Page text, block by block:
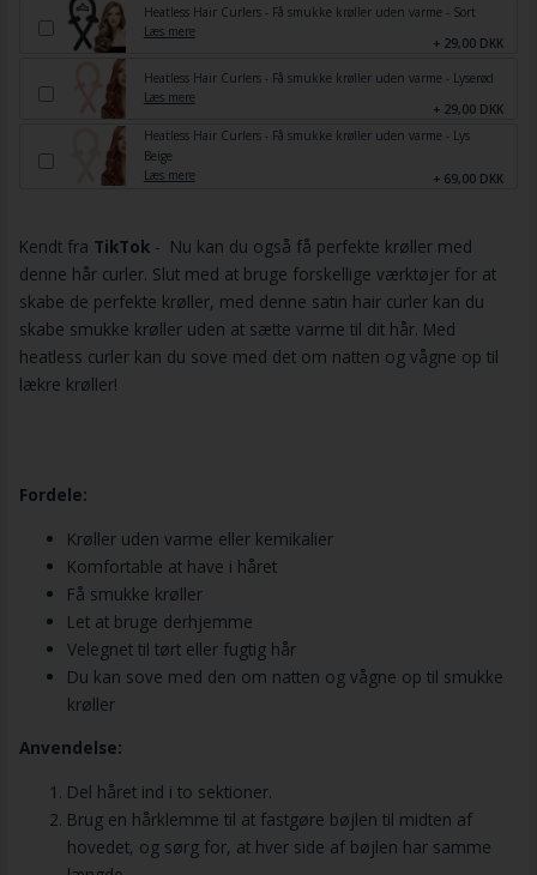
Heatless Hair Curlers - Få smukke krøller uden varme - Sort
Læs mere
+ 29,00 DKK
Heatless Hair Curlers - Få smukke krøller uden varme - Lyserød
Læs mere
+ 29,00 DKK
Heatless Hair Curlers - Få smukke krøller uden varme - Lys
Beige
Læs mere
+ 69,00 DKK
Kendt fra TikTok - Nu kan du også få perfekte krøller med
denne hår curler. Slut med at bruge forskellige værktøjer for at
skabe de perfekte krøller, med denne satin hair curler kan du
skabe smukke krøller uden at sætte varme til dit hår. Med
heatless curler kan du sove med det om natten og vågne op til
lækre krøller!
Fordele:
Krøller uden varme eller kemikalier
Komfortable at have i håret
Få smukke krøller
Let at bruge derhjemme
Velegnet til tørt eller fugtig hår
Du kan sove med den om natten og vågne op til smukke
krøller
Anvendelse:
Del håret ind i to sektioner.
Brug en hårklemme til at fastgøre bøjlen til midten af ​​
hovedet, og sørg for, at hver side af bøjlen har samme